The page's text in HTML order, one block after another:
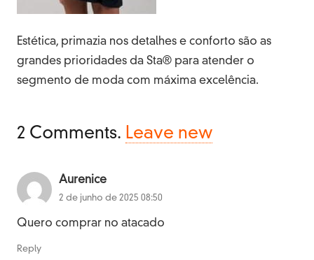
Estética, primazia nos detalhes e conforto são as
grandes prioridades da Sta® para atender o
segmento de moda com máxima excelência.
2 Comments. Leave new
Aurenice
2 de junho de 2025 08:50
Quero comprar no atacado
Reply